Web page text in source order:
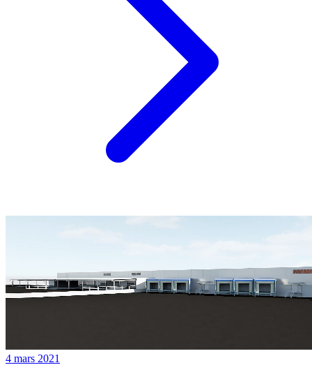
4 mars 2021